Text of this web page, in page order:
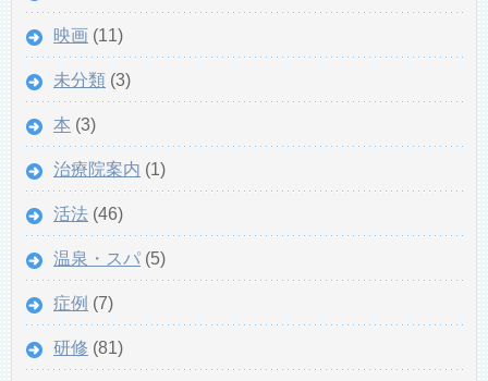
映画 (11)
未分類 (3)
本 (3)
治療院案内 (1)
活法 (46)
温泉・スパ (5)
症例 (7)
研修 (81)